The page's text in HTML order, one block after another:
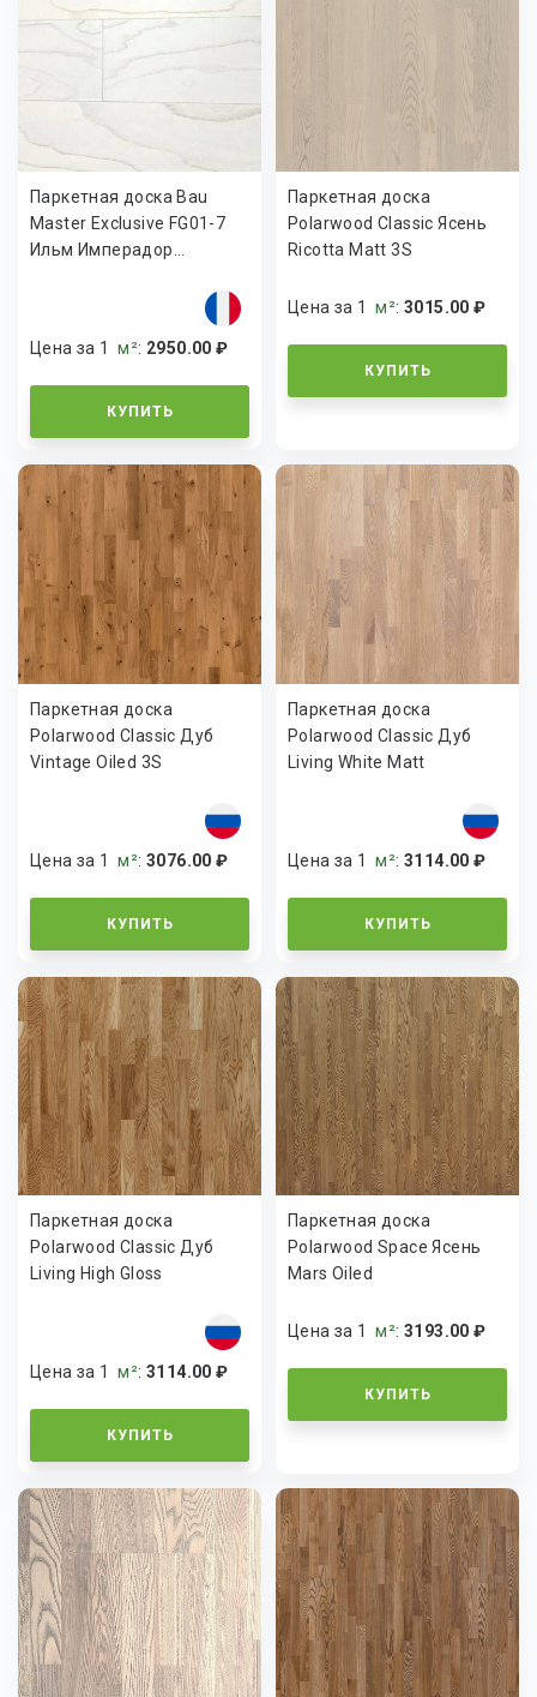
Паркетная доска Bau
Master Exclusive FG01-7
Ильм Имперадор...
Цена за 1м²: 2950.00 ₽
КУПИТЬ
Паркетная доска
Polarwood Classic Ясень
Ricotta Matt 3S
Цена за 1м²:3015.00 ₽
КУПИТЬ
Паркетная доска
Polarwood Classic Дуб
Vintage Oiled 3S
Цена за 1м²:3076.00 ₽
КУПИТЬ
Паркетная доска
Polarwood Classic Дуб
Living White Matt
Цена за 1м²:3114.00 ₽
КУПИТЬ
Паркетная доска
Polarwood Classic Дуб
Living High Gloss
Цена за 1м²:3114.00 ₽
КУПИТЬ
Паркетная доска
Polarwood Space Ясень
Mars Oiled
Цена за 1м²:3193.00 ₽
КУПИТЬ